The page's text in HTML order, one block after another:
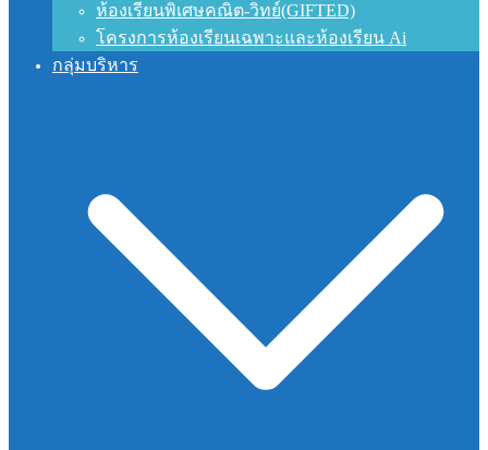
ห้องเรียนพิเศษคณิต-วิทย์(GIFTED)
โครงการห้องเรียนเฉพาะและห้องเรียน Ai
กลุ่มบริหาร